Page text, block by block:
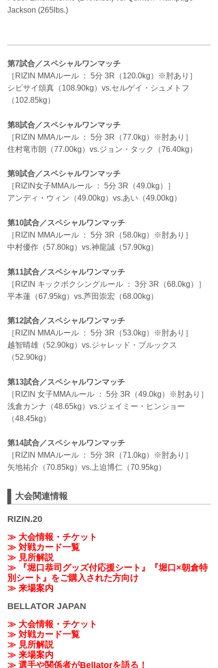
Jackson (265lbs.)
第7試合／スペシャルワンマッチ
［RIZIN MMAルール ： 5分 3R（120.0kg）※肘あり］
シビサイ頌真（108.90kg）vs.セルゲイ・シュメトフ
（102.85kg）
第8試合／スペシャルワンマッチ
［RIZIN MMAルール ： 5分 3R（77.0kg）※肘あり］
住村竜市朗（77.00kg）vs.ジョン・タック（76.40kg）
第9試合／スペシャルワンマッチ
［RIZIN女子MMAルール ： 5分 3R（49.0kg）］
アンディ・ウィン（49.00kg）vs.あい（49.00kg）
第10試合／スペシャルワンマッチ
［RIZIN MMAルール ： 5分 3R（58.0kg）※肘あり］
中村優作（57.80kg）vs.神龍誠（57.90kg）
第11試合／スペシャルワンマッチ
［RIZIN キックボクシングルール ： 3分 3R（68.0kg）］
平本蓮（67.95kg）vs.芦田崇宏（68.00kg）
第12試合／スペシャルワンマッチ
［RIZIN MMAルール ： 5分 3R（53.0kg）※肘あり］
越智晴雄（52.90kg）vs.ジャレッド・ブルックス
（52.90kg）
第13試合／スペシャルワンマッチ
［RIZIN 女子MMAルール ： 5分 3R（49.0kg）※肘あり］
浅倉カンナ（48.65kg）vs.ジェイミー・ヒンショー
（48.45kg）
第14試合／スペシャルワンマッチ
［RIZIN MMAルール ： 5分 3R（71.0kg）※肘あり］
矢地祐介（70.85kg）vs.上迫博仁（70.95kg）
大会関連情報
RIZIN.20
≫ 大会情報・チケット
≫ 対戦カード一覧
≫ 見所解説
≫ 『堀口恭司グッズ付応援シート』『堀口×朝倉特
別シート』をご購入された方向け
≫ 来場案内
BELLATOR JAPAN
≫ 大会情報・チケット
≫ 対戦カード一覧
≫ 見所解説
≫ 来場案内
≫ 選手や関係者がBellatorを語る！